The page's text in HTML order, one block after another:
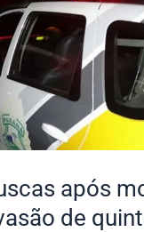
após
de